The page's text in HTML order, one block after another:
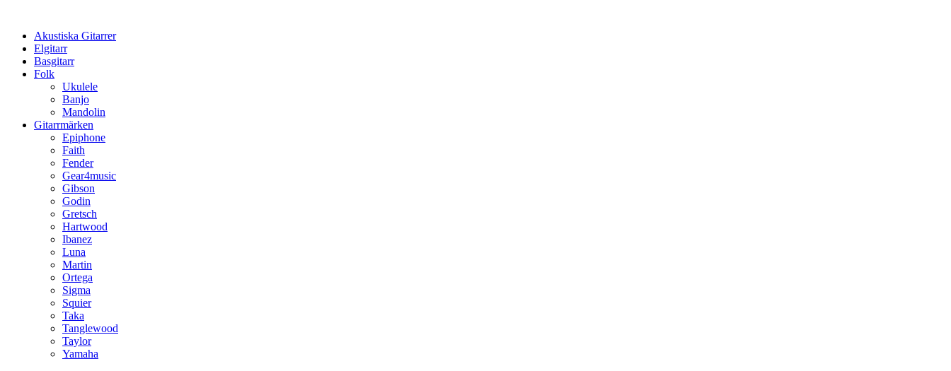
innehållAkustiska Gitarrer
Elgitarr
Basgitarr
Folk
Ukulele
Banjo
Mandolin
Gitarrmärken
Epiphone
Faith
Fender
Gear4music
Gibson
Godin
Gretsch
Hartwood
Ibanez
Luna
Martin
Ortega
Sigma
Squier
Taka
Tanglewood
Taylor
Yamaha